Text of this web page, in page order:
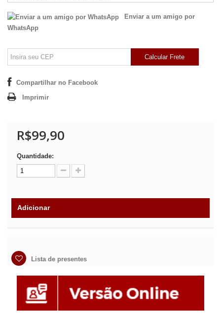
Enviar a um amigo por
WhatsApp
Calcular Frete
Compartilhar no Facebook
Imprimir
R$99,90
Quantidade:
Adicionar
Lista de presentes